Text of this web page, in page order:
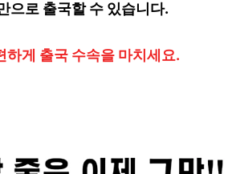
으로 출국할 수 있습니다.
하게 출국 수속을 마치세요.